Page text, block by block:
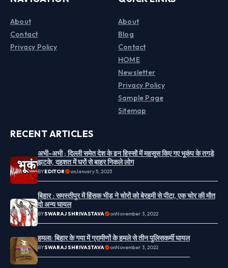
About
Contact
Privacy Policy
About
Blog
Contact
HOME
Newsletter
Privacy Policy
Sample Page
Sitemap
RECENT ARTICLES
अभी-अभी ; दिल्ली समेत देश के इन हिस्सों में महसूस किए गए भूकंप के तगड़े
झटके, दहशत में घरों से बाहर निकले लोग
BYEDITOR onJanuary 5, 2023
बिहार : समस्तीपुर में हिंसक भीड़ ने चोरों को बेरहमी से पीटा, एक चोर की मौत
दो अन्य घायल
BYSWARAJ SHRIVASTAVA onNovember 3, 2022
हमला: बिहार के गया में ग्रामीणों के हमले से तीन पुलिसकर्मी घायल
BYSWARAJ SHRIVASTAVA onNovember 3, 2022